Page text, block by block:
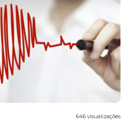
646 visualizações